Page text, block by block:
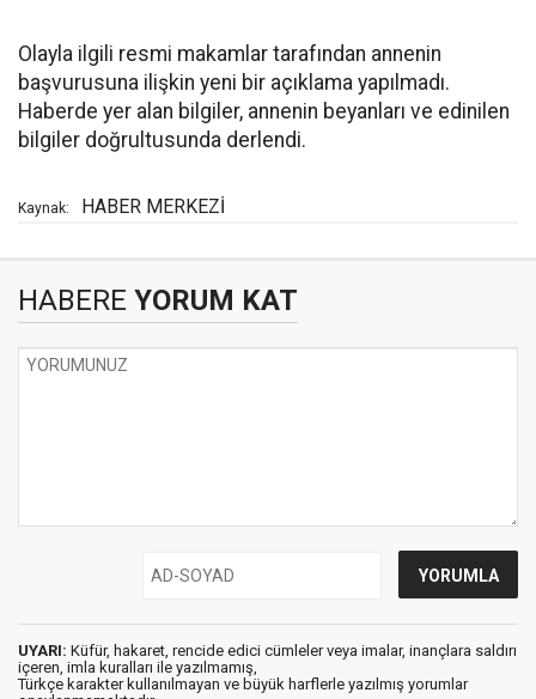
Olayla ilgili resmi makamlar tarafından annenin
başvurusuna ilişkin yeni bir açıklama yapılmadı.
Haberde yer alan bilgiler, annenin beyanları ve edinilen
bilgiler doğrultusunda derlendi.
Kaynak: HABER MERKEZİ
HABERE YORUM KAT
UYARI: Küfür, hakaret, rencide edici cümleler veya imalar, inançlara saldırı
içeren, imla kuralları ile yazılmamış,
Türkçe karakter kullanılmayan ve büyük harflerle yazılmış yorumlar